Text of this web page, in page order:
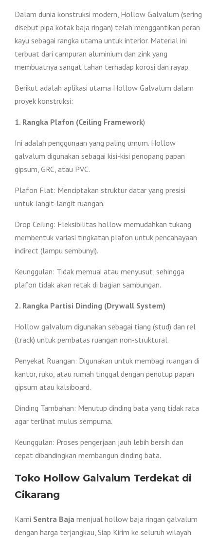
Dalam dunia konstruksi modern, Hollow Galvalum (sering
disebut pipa kotak baja ringan) telah menggantikan peran
kayu sebagai rangka utama untuk interior. Material ini
terbuat dari campuran aluminium dan zink yang
membuatnya sangat tahan terhadap korosi dan rayap.
Berikut adalah aplikasi utama Hollow Galvalum dalam
proyek konstruksi:
1. Rangka Plafon (Ceiling Framework)
Ini adalah penggunaan yang paling umum. Hollow
galvalum digunakan sebagai kisi-kisi penopang papan
gipsum, GRC, atau PVC.
Plafon Flat: Menciptakan struktur datar yang presisi
untuk langit-langit ruangan.
Drop Ceiling: Fleksibilitas hollow memudahkan tukang
membentuk variasi tingkatan plafon untuk pencahayaan
indirect (lampu sembunyi).
Keunggulan: Tidak memuai atau menyusut, sehingga
plafon tidak akan retak di bagian sambungan.
2. Rangka Partisi Dinding (Drywall System)
Hollow galvalum digunakan sebagai tiang (stud) dan rel
(track) untuk pembatas ruangan non-struktural.
Penyekat Ruangan: Digunakan untuk membagi ruangan di
kantor, ruko, atau rumah tinggal dengan penutup papan
gipsum atau kalsiboard.
Dinding Tambahan: Menutup dinding bata yang tidak rata
agar terlihat mulus sempurna.
Keunggulan: Proses pengerjaan jauh lebih bersih dan
cepat dibandingkan membangun dinding bata.
Toko Hollow Galvalum Terdekat di
Cikarang
Kami Sentra Baja menjual hollow baja ringan galvalum
dengan harga terjangkau, Siap Kirim ke seluruh wilayah